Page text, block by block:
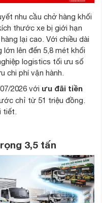
nhu cầu chở hàng khối
thước xe bị giới hạn
lại cao. Với chiều dài
lên đến 5,8 mét khối
logistics tối ưu số
chi phí vận hành.
2026 với ưu đãi tiền
chỉ từ 51 triệu đồng.
tiết.
3,5 tấn